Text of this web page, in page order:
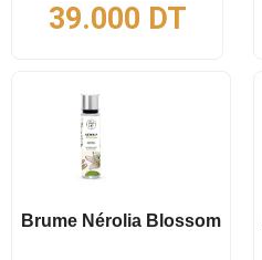
39.000 DT
Brume Nérolia Blossom